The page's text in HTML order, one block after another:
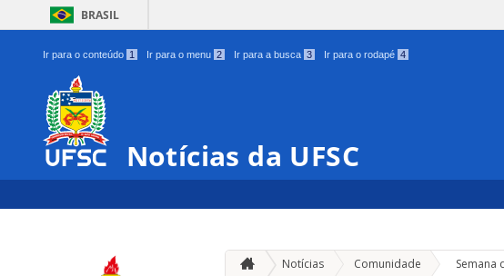
BRASIL
Ir para o conteúdo 1 Ir para o menu 2 Ir para a busca 3 Ir para o rodapé 4
Notícias da UFSC
Notícias Comunidade » Semana